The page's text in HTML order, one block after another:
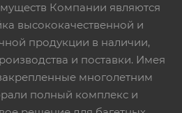
Компании являются
высококачественной и
продукции в наличии,
и поставки. Имея
многолетним
полный комплекс и